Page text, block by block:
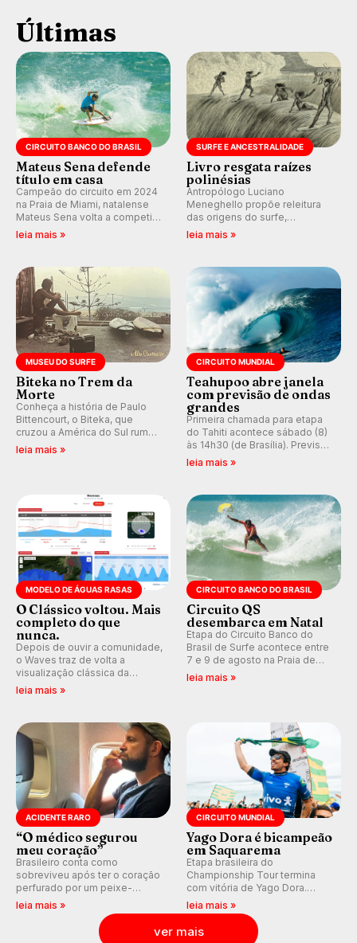
Últimas
CIRCUITO BANCO DO BRASIL
Mateus Sena defende
título em casa
Campeão do circuito em 2024
na Praia de Miami, natalense
Mateus Sena volta a competir
em casa em busca de manter a
hegemonia potiguar em etapa
leia mais »
SURFE E ANCESTRALIDADE
Livro resgata raízes
polinésias
Antropólogo Luciano
Meneghello propõe releitura
das origens do surfe,
resgatando a cultura polinésia
e questionando a visão
prática em esporte e indústria.
leia mais »
MUSEU DO SURFE
Biteka no Trem da
Morte
Conheça a história de Paulo
Bittencourt, o Biteka, que
cruzou a América do Sul rumo
ao Pacífico em uma jornada
que se tornou um marco de
leia mais »
CIRCUITO MUNDIAL
Teahupoo abre janela
com previsão de ondas
grandes
Primeira chamada para etapa
do Tahiti acontece sábado (8)
às 14h30 (de Brasília). Previsão
indica swell consistente.
Medina embarca para evento e
Kelly Slater convidado.
leia mais »
MODELO DE ÁGUAS RASAS
O Clássico voltou. Mais
completo do que
nunca.
Depois de ouvir a comunidade,
o Waves traz de volta a
visualização clássica da
previsão de águas rasas,
agora integrada à nova
ondas para até 16 dias.
leia mais »
CIRCUITO BANCO DO BRASIL
Circuito QS
desembarca em Natal
Etapa do Circuito Banco do
Brasil de Surfe acontece entre
7 e 9 de agosto na Praia de
Miami (RN), em disputas
válidas pelo Qualifying Series
leia mais »
ACIDENTE RARO
“O médico segurou
meu coração”
Brasileiro conta como
sobreviveu após ter o coração
perfurado por um peixe-
agulha enquanto surfava na
Costa Rica.
leia mais »
CIRCUITO MUNDIAL
Yago Dora é bicampeão
em Saquarema
Etapa brasileira do
Championship Tour termina
com vitória de Yago Dora.
Sawyer Lindblad vence entre
as mulheres e Leonardo
Fioravanti assume liderança do
ranking mundial da WSL, na
leia mais »
ver mais